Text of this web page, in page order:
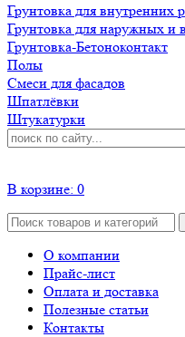
Грунтовка для внутренних
Грунтовка для наружных и
Грунтовка-Бетоноконтакт
Полы
Смеси для фасадов
Шпатлёвки
Штукатурки
В корзине: 0
О компании
Прайс-лист
Оплата и доставка
Полезные статьи
Контакты